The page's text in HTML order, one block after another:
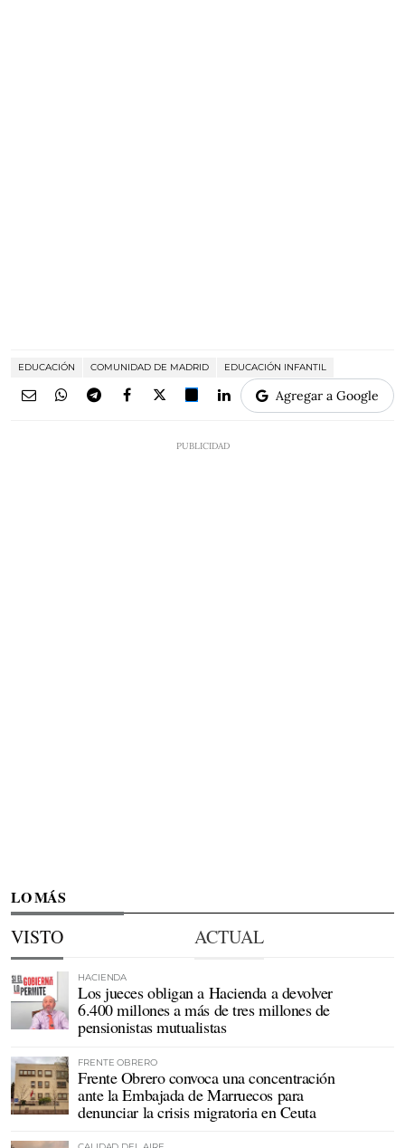
EDUCACIÓN COMUNIDAD DE MADRID EDUCACIÓN INFANTIL
Agregar a Google
LO MÁS
VISTO ACTUAL
HACIENDA
Los jueces obligan a Hacienda a devolver
6.400 millones a más de tres millones de
pensionistas mutualistas
FRENTE OBRERO
Frente Obrero convoca una concentración
ante la Embajada de Marruecos para
denunciar la crisis migratoria en Ceuta